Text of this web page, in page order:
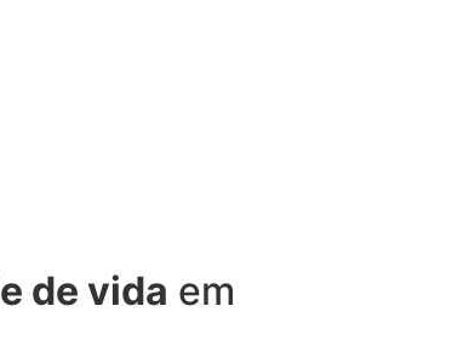
de vida em